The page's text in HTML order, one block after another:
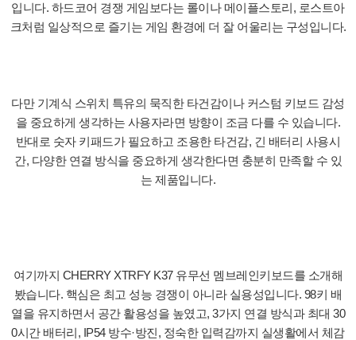
입니다. 하드코어 경쟁 게임보다는 롤이나 메이플스토리, 로스트아
크처럼 일상적으로 즐기는 게임 환경에 더 잘 어울리는 구성입니다.
다만 기계식 스위치 특유의 묵직한 타건감이나 커스텀 키보드 감성
을 중요하게 생각하는 사용자라면 방향이 조금 다를 수 있습니다.
반대로 숫자 키패드가 필요하고 조용한 타건감, 긴 배터리 사용시
간, 다양한 연결 방식을 중요하게 생각한다면 충분히 만족할 수 있
는 제품입니다.
여기까지 CHERRY XTRFY K37 유무선 멤브레인키보드를 소개해
봤습니다. 핵심은 최고 성능 경쟁이 아니라 실용성입니다. 98키 배
열을 유지하면서 공간 활용성을 높였고, 3가지 연결 방식과 최대 30
0시간 배터리, IP54 방수·방진, 정숙한 입력감까지 실생활에서 체감